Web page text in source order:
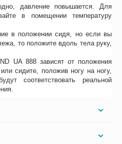
давление повышается. Для
в помещении температуру
в положении сидя, но если вы
то положите вдоль тела руку,
UA 888 зависят от положения
сидите, положив ногу на ногу,
соответствовать реальной